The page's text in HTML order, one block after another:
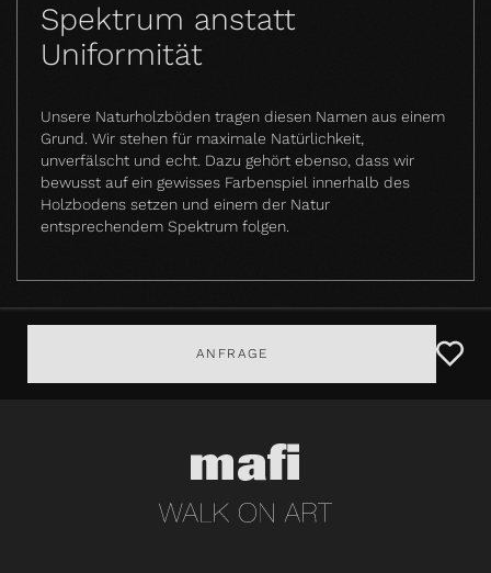
Spektrum anstatt
Uniformität
Unsere Naturholzböden tragen diesen Namen aus einem
Grund. Wir stehen für maximale Natürlichkeit,
unverfälscht und echt. Dazu gehört ebenso, dass wir
bewusst auf ein gewisses Farbenspiel innerhalb des
Holzbodens setzen und einem der Natur
entsprechendem Spektrum folgen.
ANFRAGE